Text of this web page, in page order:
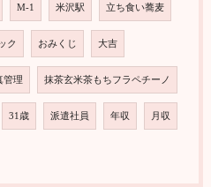
M-1 米沢駅 立ち食い蕎麦
ク おみくじ 大吉
管理 抹茶玄米茶もちフラペチーノ
31歳 派遣社員 年収 月収